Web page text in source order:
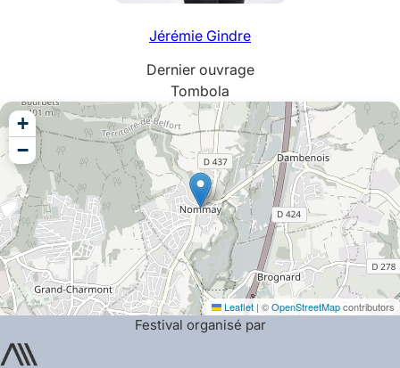
Jérémie Gindre
Dernier ouvrage
Tombola
+
−
Leaflet | ©OpenStreetMapcontributors
Festival organisé par